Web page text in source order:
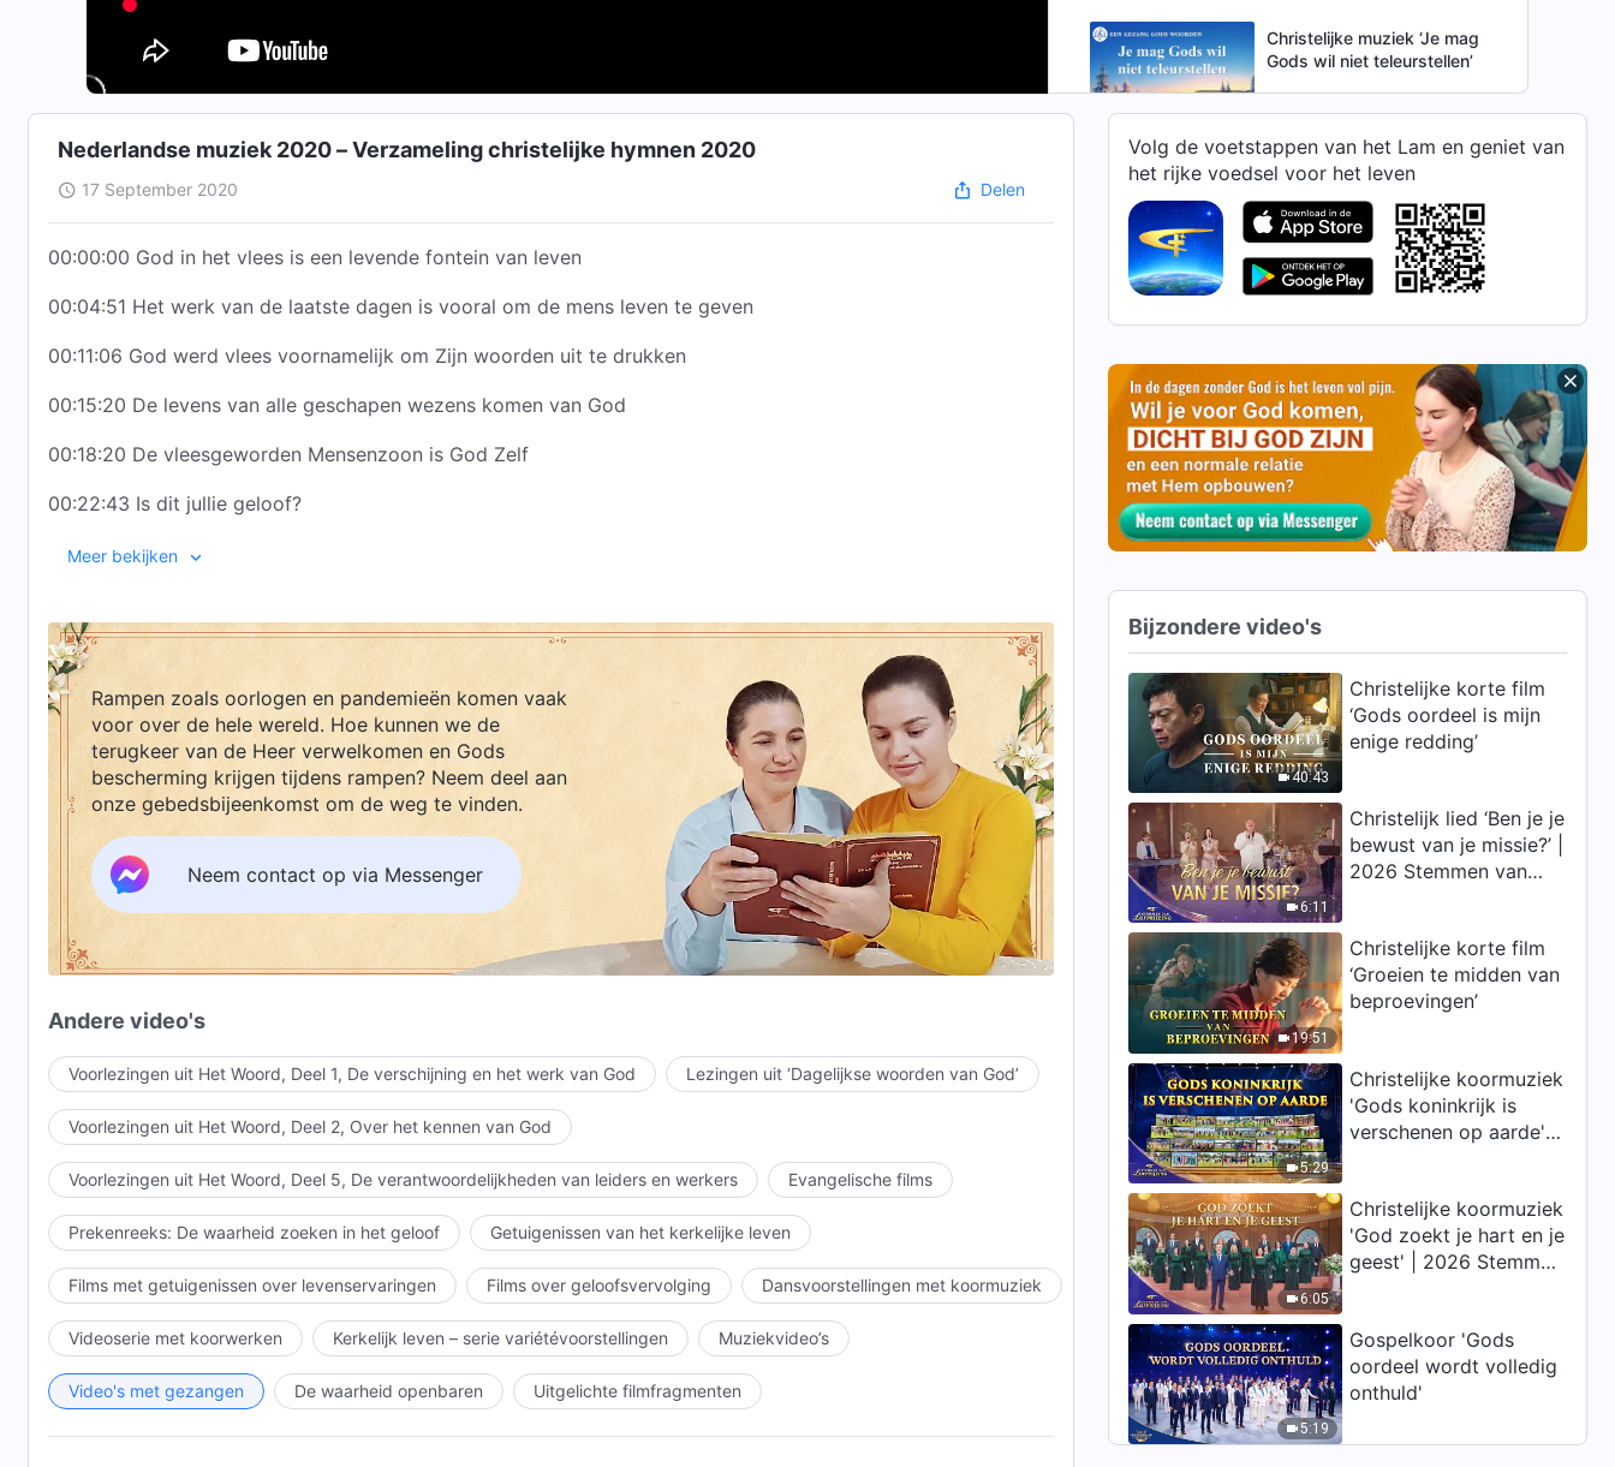
Christelijke muziek ‘Je mag
Gods wil niet teleurstellen’
2:59
Christelijke muziek ‘Lijden om
het beoefenen van de
waarheid verdient Gods lof’
Christelijke muziek ‘Gods
gezag is overal’
3:59
Christelijke muziek ‘Wees
getuigen zoals Job en Petrus’
Christelijke muziek ‘Gezegend
zijn zij die God liefhebben’
Christelijke muziek ‘Geloof dat
God de mens zeker compleet
zal maken’
Christelijke muziek ‘Alleen
door ontberingen en
beproevingen kan je God
waarlijk liefhebben’
5:42
Christelijke muziek ‘Het
oordeel is Gods belangrijkste
manier om de mens te
vervolmaken’
3:51
Christelijke muziek ‘God
oordeelt en reinigt de mens
met woorden tijdens de
laatste dagen’
1:08:18
Christelijke muziek voor
gebed tot God – Christelijke
lofliederen – loof God
3:41
Christelijke muziek ‘De
mensheid is nog steeds
dezelfde mensheid als die
welke God schiep’
5:15
Christelijke muziek ‘Zij die God
zal redden, staan voorop in
Zijn hart’
Nederlandse muziek 2020 – Verzameling christelijke hymnen 2020
17 September 2020 Delen
00:00:00 God in het vlees is een levende fontein van leven
00:04:51 Het werk van de laatste dagen is vooral om de mens leven te geven
00:11:06 God werd vlees voornamelijk om Zijn woorden uit te drukken
00:15:20 De levens van alle geschapen wezens komen van God
00:18:20 De vleesgeworden Mensenzoon is God Zelf
00:22:43 Is dit jullie geloof?
00:26:58 Gods focus is het hart van de mens
00:35:00 Lang geleden bereidde God alles voor de mensheid voor
00:38:32 Zij die getuigen voor God moeten hun gezindheid veranderen
00:42:56 De drie werkfasen worden door één God uitgevoerd
00:48:06 De betekenis van Gods naam
00:53:22
00:58:36 God, geïncarneerd in de laatste dagen, beëindigt Gods management
01:03:40 De vleesgeworden God doet het belangrijkste werk van het redden van de mens
Meer bekijken
Rampen zoals oorlogen en pandemieën komen vaak
voor over de hele wereld. Hoe kunnen we de
terugkeer van de Heer verwelkomen en Gods
bescherming krijgen tijdens rampen? Neem deel aan
onze gebedsbijeenkomst om de weg te vinden.
Neem contact op via Messenger
Andere video's
Voorlezingen uit Het Woord, Deel 1, De verschijning en het werk van God Lezingen uit ‘Dagelijkse woorden van God’
Voorlezingen uit Het Woord, Deel 2, Over het kennen van God
Voorlezingen uit Het Woord, Deel 5, De verantwoordelijkheden van leiders en werkers Evangelische films
Prekenreeks: De waarheid zoeken in het geloof Getuigenissen van het kerkelijke leven
Films met getuigenissen over levenservaringen Films over geloofsvervolging Dansvoorstellingen met koormuziek
Videoserie met koorwerken Kerkelijk leven – serie variétévoorstellingen Muziekvideo’s
Video's met gezangen De waarheid openbaren Uitgelichte filmfragmenten
Volg de voetstappen van het Lam en geniet van
het rijke voedsel voor het leven
Bijzondere video's
40:43
Christelijke korte film
‘Gods oordeel is mijn
enige redding’
6:11
Christelijk lied ‘Ben je je
bewust van je missie?’ |
2026 Stemmen van
19:51
Christelijke korte film
‘Groeien te midden van
beproevingen’
5:29
Christelijke koormuziek
'Gods koninkrijk is
verschenen op aarde' |
6:05
Christelijke koormuziek
'God zoekt je hart en je
geest' | 2026 Stemmen
5:19
Gospelkoor 'Gods
oordeel wordt volledig
onthuld'